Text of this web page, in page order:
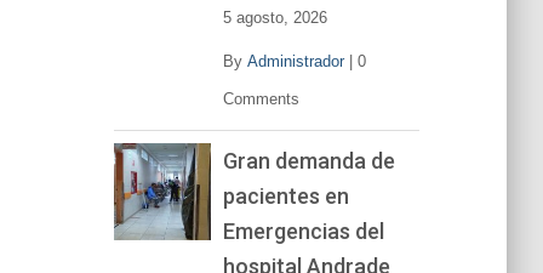
5 agosto, 2026
By Administrador| 0
Comments
Gran demanda de
pacientes en
Emergencias del
hospital Andrade